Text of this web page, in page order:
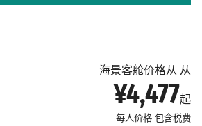
海景客舱价格从 从
¥4,477起
每人价格 包含税费